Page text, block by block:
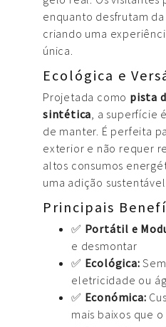
enquanto desfrutam
criando uma
única.
Ecológica e
Projetada como pista
sintética, a superfície
de manter. É perfeita
exterior e não requer
altos consumos
uma adição
Principais
✅ Portátil e
e desmontar
✅ Ecológica:
eletricidade ou
✅ Económica:
mais baixos que